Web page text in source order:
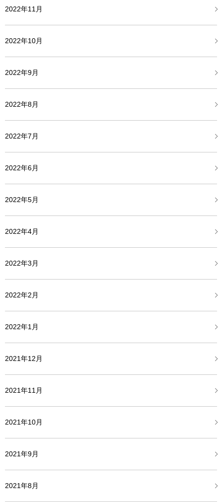
2022年11月
2022年10月
2022年9月
2022年8月
2022年7月
2022年6月
2022年5月
2022年4月
2022年3月
2022年2月
2022年1月
2021年12月
2021年11月
2021年10月
2021年9月
2021年8月